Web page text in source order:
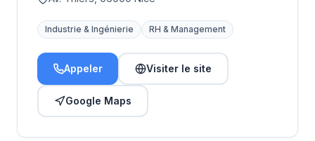
Industrie & Ingénierie RH & Management
Appeler Visiter le site
Google Maps